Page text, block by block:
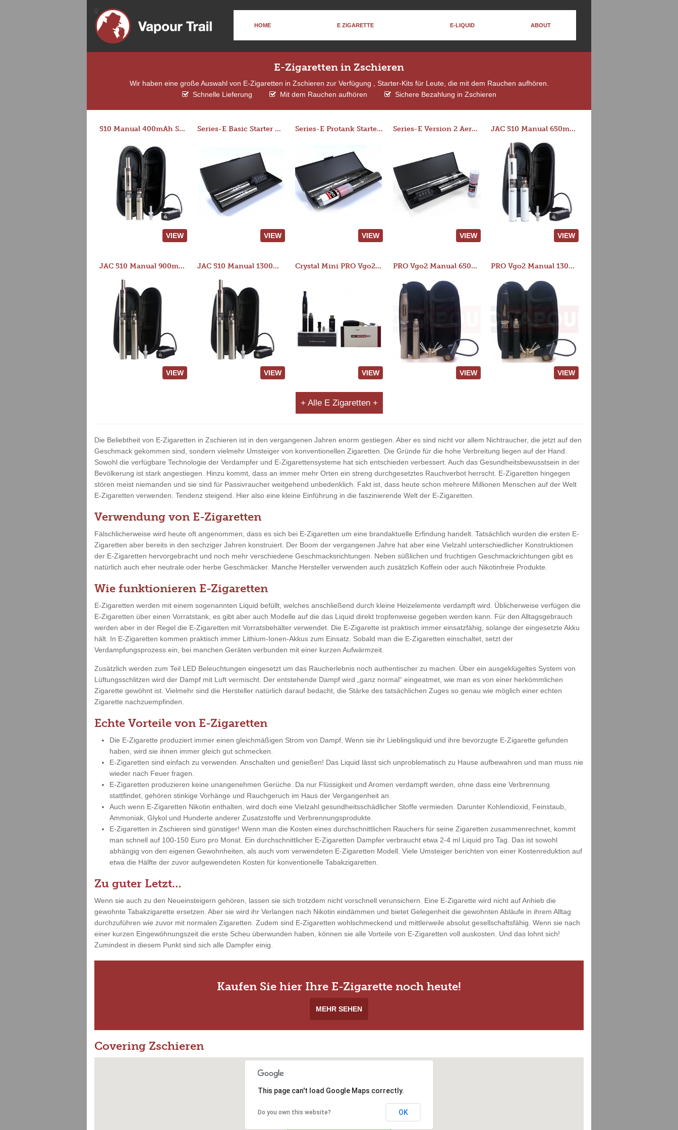
HOME E ZIGARETTE E-LIQUID ABOUT
E-Zigaretten in Zschieren
Wir haben eine große Auswahl von E-Zigaretten in Zschieren zur Verfügung , Starter-Kits für Leute, die mit dem Rauchen aufhören.
Schnelle Lieferung
Mit dem Rauchen aufhören Sichere Bezahlung in Zschieren
510 Manual 400mAh Starter Kit
VIEW
Series-E Basic Starter Kit (No Tank)
VIEW
Series-E Protank Starter Kit
VIEW
Series-E Version 2 Aero Tank Starter Kit
VIEW
JAC 510 Manual 650mAh Starter Kit
VIEW
JAC 510 Manual 900mAh Starter Kit
VIEW
JAC 510 Manual 1300mAh Starter Kit
VIEW
Crystal Mini PRO Vgo2 Manual 400mAh Kit
VIEW
PRO Vgo2 Manual 650mAh Kit
VIEW
PRO Vgo2 Manual 1300mAh Kit
VIEW
+ Alle E Zigaretten +
Die Beliebtheit von E-Zigaretten in Zschieren ist in den vergangenen Jahren enorm gestiegen. Aber es sind nicht vor allem Nichtraucher, die jetzt auf den
Geschmack gekommen sind, sondern vielmehr Umsteiger von konventionellen Zigaretten. Die Gründe für die hohe Verbreitung liegen auf der Hand.
Sowohl die verfügbare Technologie der Verdampfer und E-Zigarettensysteme hat sich entschieden verbessert. Auch das Gesundheitsbewusstsein in der
Bevölkerung ist stark angestiegen. Hinzu kommt, dass an immer mehr Orten ein streng durchgesetztes Rauchverbot herrscht. E-Zigaretten hingegen
stören meist niemanden und sie sind für Passivraucher weitgehend unbedenklich. Fakt ist, dass heute schon mehrere Millionen Menschen auf der Welt
E-Zigaretten verwenden. Tendenz steigend. Hier also eine kleine Einführung in die faszinierende Welt der E-Zigaretten.
Verwendung von E-Zigaretten
Fälschlicherweise wird heute oft angenommen, dass es sich bei E-Zigaretten um eine brandaktuelle Erfindung handelt. Tatsächlich wurden die ersten E-
Zigaretten aber bereits in den sechziger Jahren konstruiert. Der Boom der vergangenen Jahre hat aber eine Vielzahl unterschiedlicher Konstruktionen
der E-Zigaretten hervorgebracht und noch mehr verschiedene Geschmacksrichtungen. Neben süßlichen und fruchtigen Geschmackrichtungen gibt es
natürlich auch eher neutrale oder herbe Geschmäcker. Manche Hersteller verwenden auch zusätzlich Koffein oder auch Nikotinfreie Produkte.
Wie funktionieren E-Zigaretten
E-Zigaretten werden mit einem sogenannten Liquid befüllt, welches anschließend durch kleine Heizelemente verdampft wird. Üblicherweise verfügen die
E-Zigaretten über einen Vorratstank, es gibt aber auch Modelle auf die das Liquid direkt tropfenweise gegeben werden kann. Für den Alltagsgebrauch
werden aber in der Regel die E-Zigaretten mit Vorratsbehälter verwendet. Die E-Zigarette ist praktisch immer einsatzfähig, solange der eingesetzte Akku
hält. In E-Zigaretten kommen praktisch immer Lithium-Ionen-Akkus zum Einsatz. Sobald man die E-Zigaretten einschaltet, setzt der
Verdampfungsprozess ein, bei manchen Geräten verbunden mit einer kurzen Aufwärmzeit.
Zusätzlich werden zum Teil LED Beleuchtungen eingesetzt um das Raucherlebnis noch authentischer zu machen. Über ein ausgeklügeltes System von
Lüftungsschlitzen wird der Dampf mit Luft vermischt. Der entstehende Dampf wird „ganz normal“ eingeatmet, wie man es von einer herkömmlichen
Zigarette gewöhnt ist. Vielmehr sind die Hersteller natürlich darauf bedacht, die Stärke des tatsächlichen Zuges so genau wie möglich einer echten
Zigarette nachzuempfinden.
Echte Vorteile von E-Zigaretten
Die E-Zigarette produziert immer einen gleichmäßigen Strom von Dampf. Wenn sie ihr Lieblingsliquid und ihre bevorzugte E-Zigarette gefunden
haben, wird sie ihnen immer gleich gut schmecken.
E-Zigaretten sind einfach zu verwenden. Anschalten und genießen! Das Liquid lässt sich unproblematisch zu Hause aufbewahren und man muss nie
wieder nach Feuer fragen.
E-Zigaretten produzieren keine unangenehmen Gerüche. Da nur Flüssigkeit und Aromen verdampft werden, ohne dass eine Verbrennung
stattfindet, gehören stinkige Vorhänge und Rauchgeruch im Haus der Vergangenheit an.
Auch wenn E-Zigaretten Nikotin enthalten, wird doch eine Vielzahl gesundheitsschädlicher Stoffe vermieden. Darunter Kohlendioxid, Feinstaub,
Ammoniak, Glykol und Hunderte anderer Zusatzstoffe und Verbrennungsprodukte.
E-Zigaretten in Zschieren sind günstiger! Wenn man die Kosten eines durchschnittlichen Rauchers für seine Zigaretten zusammenrechnet, kommt
man schnell auf 100-150 Euro pro Monat. Ein durchschnittlicher E-Zigaretten Dampfer verbraucht etwa 2-4 ml Liquid pro Tag. Das ist sowohl
abhängig von den eigenen Gewohnheiten, als auch vom verwendeten E-Zigaretten Modell. Viele Umsteiger berichten von einer Kostenreduktion auf
etwa die Hälfte der zuvor aufgewendeten Kosten für konventionelle Tabakzigaretten.
Zu guter Letzt…
Wenn sie auch zu den Neueinsteigern gehören, lassen sie sich trotzdem nicht vorschnell verunsichern. Eine E-Zigarette wird nicht auf Anhieb die
gewohnte Tabakzigarette ersetzen. Aber sie wird ihr Verlangen nach Nikotin eindämmen und bietet Gelegenheit die gewohnten Abläufe in ihrem Alltag
durchzuführen wie zuvor mit normalen Zigaretten. Zudem sind E-Zigaretten wohlschmeckend und mittlerweile absolut gesellschaftsfähig. Wenn sie nach
einer kurzen Eingewöhnungszeit die erste Scheu überwunden haben, können sie alle Vorteile von E-Zigaretten voll auskosten. Und das lohnt sich!
Zumindest in diesem Punkt sind sich alle Dampfer einig.
Kaufen Sie hier Ihre E-Zigarette noch heute!
MEHR SEHEN
Covering Zschieren
This page can't load Google Maps correctly.
Do you own this website? OK